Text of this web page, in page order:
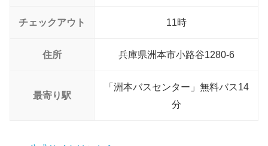
チェックアウト 11時
住所 兵庫県洲本市小路谷1280-6
最寄り駅
「洲本バスセンター」無料バス14
分